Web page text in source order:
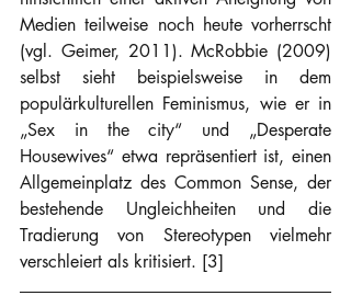
Medien teilweise noch heute vorherrscht
(vgl. Geimer, 2011). McRobbie (2009)
selbst sieht beispielsweise in dem
populärkulturellen Feminismus, wie er in
„Sex in the city“ und „Desperate
Housewives“ etwa repräsentiert ist, einen
Allgemeinplatz des Common Sense, der
bestehende Ungleichheiten und die
Tradierung von Stereotypen vielmehr
verschleiert als kritisiert. [3]